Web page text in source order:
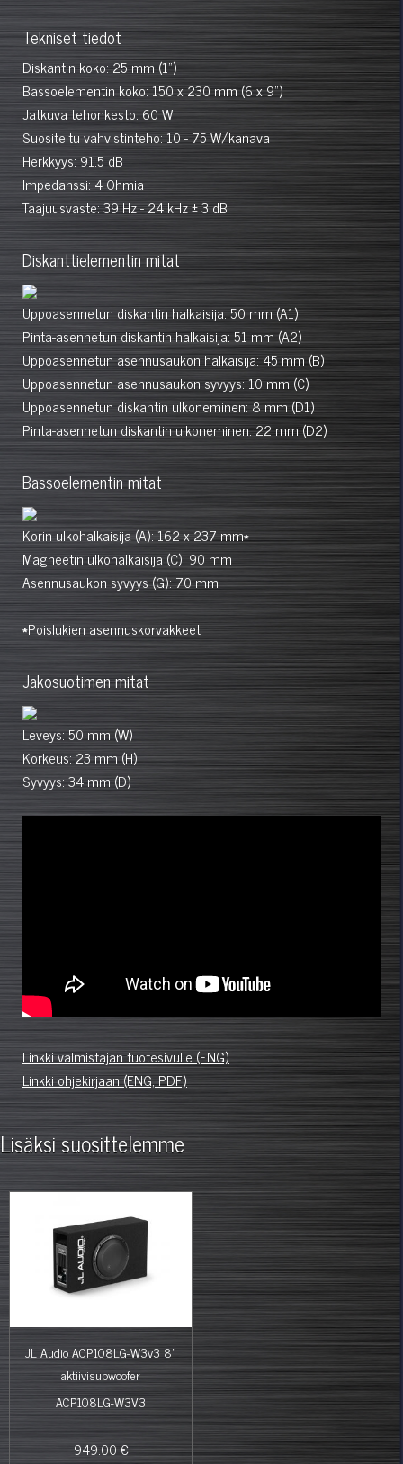
Tekniset tiedot
Diskantin koko: 25 mm (1")
Bassoelementin koko: 150 x 230 mm (6 x 9")
Jatkuva tehonkesto: 60 W
Suositeltu vahvistinteho: 10 - 75 W/kanava
Herkkyys: 91.5 dB
Impedanssi: 4 Ohmia
Taajuusvaste: 39 Hz - 24 kHz ± 3 dB
Diskanttielementin mitat
Uppoasennetun diskantin halkaisija: 50 mm (A1)
Pinta-asennetun diskantin halkaisija: 51 mm (A2)
Uppoasennetun asennusaukon halkaisija: 45 mm (B)
Uppoasennetun asennusaukon syvyys: 10 mm (C)
Uppoasennetun diskantin ulkoneminen: 8 mm (D1)
Pinta-asennetun diskantin ulkoneminen: 22 mm (D2)
Bassoelementin mitat
Korin ulkohalkaisija (A): 162 x 237 mm*
Magneetin ulkohalkaisija (C): 90 mm
Asennusaukon syvyys (G): 70 mm
*Poislukien asennuskorvakkeet
Jakosuotimen mitat
Leveys: 50 mm (W)
Korkeus: 23 mm (H)
Syvyys: 34 mm (D)
Linkki valmistajan tuotesivulle (ENG)
Linkki ohjekirjaan (ENG, PDF)
Lisäksi suosittelemme
JL Audio ACP108LG-W3v3 8"
aktiivisubwoofer
ACP108LG-W3V3
949.00 €